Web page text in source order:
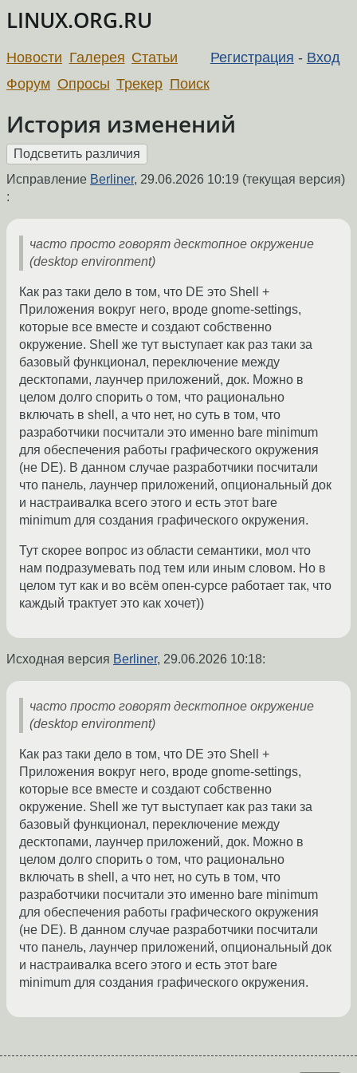
LINUX.ORG.RU
Регистрация - Вход
Новости Галерея Статьи
Форум Опросы Трекер Поиск
История изменений
Исправление Berliner, 29.06.2026 10:19 (текущая версия)
:
часто просто говорят десктопное окружение
(desktop environment)
Как раз таки дело в том, что DE это Shell +
Приложения вокруг него, вроде gnome-settings,
которые все вместе и создают собственно
окружение. Shell же тут выступает как раз таки за
базовый функционал, переключение между
десктопами, лаунчер приложений, док. Можно в
целом долго спорить о том, что рационально
включать в shell, а что нет, но суть в том, что
разработчики посчитали это именно bare minimum
для обеспечения работы графического окружения
(не DE). В данном случае разработчики посчитали
что панель, лаунчер приложений, опциональный док
и настраивалка всего этого и есть этот bare
minimum для создания графического окружения.
Тут скорее вопрос из области семантики, мол что
нам подразумевать под тем или иным словом. Но в
целом тут как и во всём опен-сурсе работает так, что
каждый трактует это как хочет))
Исходная версия Berliner, 29.06.2026 10:18:
часто просто говорят десктопное окружение
(desktop environment)
Как раз таки дело в том, что DE это Shell +
Приложения вокруг него, вроде gnome-settings,
которые все вместе и создают собственно
окружение. Shell же тут выступает как раз таки за
базовый функционал, переключение между
десктопами, лаунчер приложений, док. Можно в
целом долго спорить о том, что рационально
включать в shell, а что нет, но суть в том, что
разработчики посчитали это именно bare minimum
для обеспечения работы графического окружения
(не DE). В данном случае разработчики посчитали
что панель, лаунчер приложений, опциональный док
и настраивалка всего этого и есть этот bare
minimum для создания графического окружения.